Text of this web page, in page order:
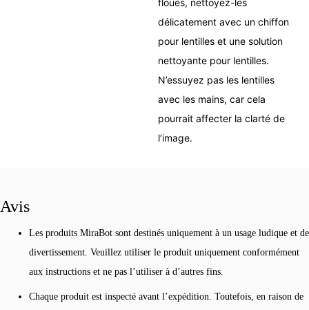
floues, nettoyez-les
délicatement avec un chiffon
pour lentilles et une solution
nettoyante pour lentilles.
N’essuyez pas les lentilles
avec les mains, car cela
pourrait affecter la clarté de
l’image.
Avis
Les produits MiraBot sont destinés uniquement à un usage ludique et de
divertissement. Veuillez utiliser le produit uniquement conformément
aux instructions et ne pas l’utiliser à d’autres fins.
Chaque produit est inspecté avant l’expédition. Toutefois, en raison de